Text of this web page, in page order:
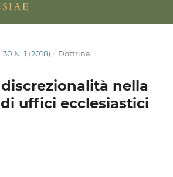
30 N. 1 (2018) / Dottrina
nella
uffici ecclesiastici